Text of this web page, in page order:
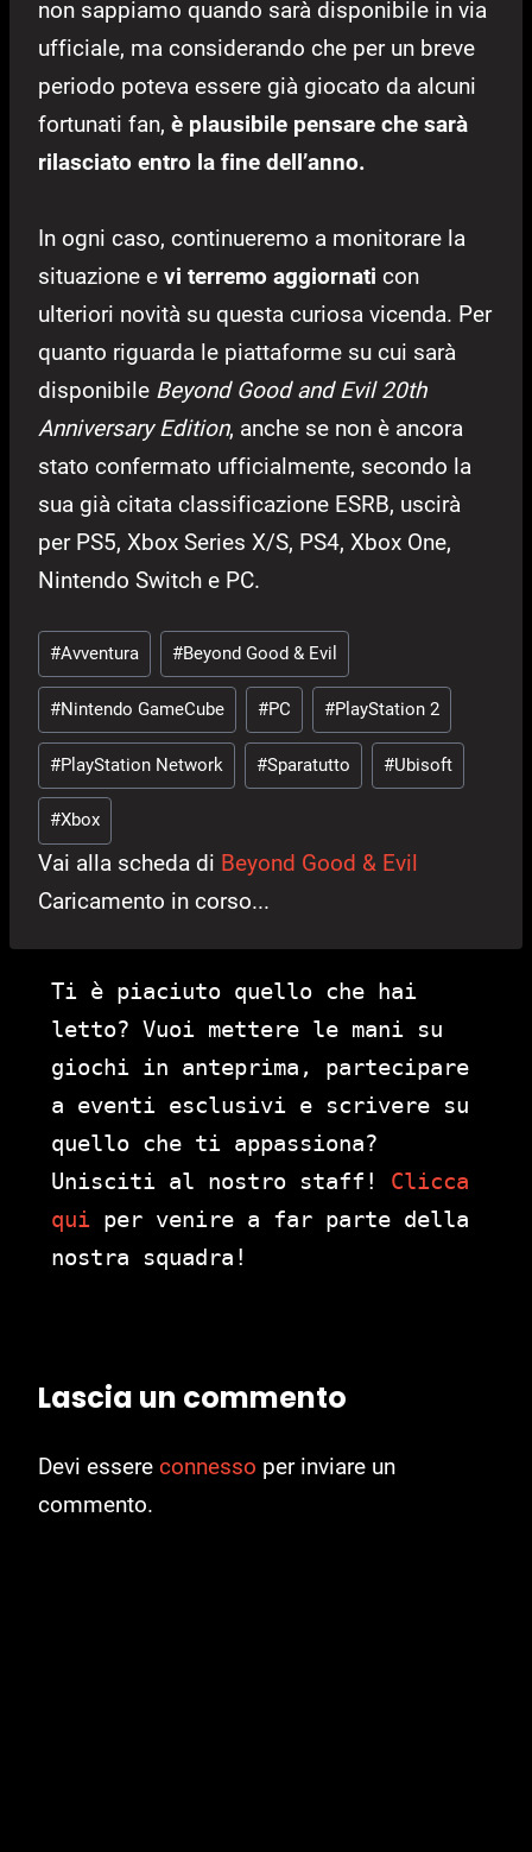
non sappiamo quando sarà disponibile in via
ufficiale, ma considerando che per un breve
periodo poteva essere già giocato da alcuni
fortunati fan, è plausibile pensare che sarà
rilasciato entro la fine dell’anno.
In ogni caso, continueremo a monitorare la
situazione e vi terremo aggiornati con
ulteriori novità su questa curiosa vicenda. Per
quanto riguarda le piattaforme su cui sarà
disponibile Beyond Good and Evil 20th
Anniversary Edition, anche se non è ancora
stato confermato ufficialmente, secondo la
sua già citata classificazione ESRB, uscirà
per PS5, Xbox Series X/S, PS4, Xbox One,
Nintendo Switch e PC.
Tag
articolo:
#Avventura #Beyond Good & Evil
#Nintendo GameCube #PC #PlayStation 2
#PlayStation Network #Sparatutto #Ubisoft
#Xbox
Vai alla scheda di Beyond Good & Evil
Caricamento in corso...
Ti è piaciuto quello che hai
letto? Vuoi mettere le mani su
giochi in anteprima, partecipare
a eventi esclusivi e scrivere su
quello che ti appassiona?
Unisciti al nostro staff! Clicca
qui per venire a far parte della
nostra squadra!
Lascia un commento
Devi essere connesso per inviare un
commento.